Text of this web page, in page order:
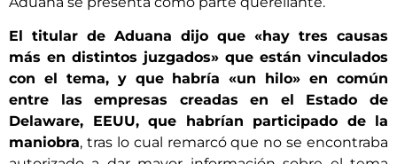
El titular de Aduana dijo que «hay tres causas
más en distintos juzgados» que están vinculados
con el tema, y que habría «un hilo» en común
entre las empresas creadas en el Estado de
Delaware, EEUU, que habrían participado de la
maniobra, tras lo cual remarcó que no se encontraba